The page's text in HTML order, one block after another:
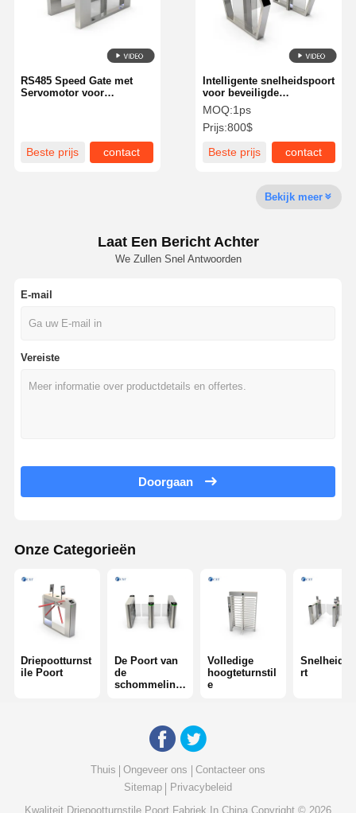
Producten Fabriekstocht
Kwaliteitscont
Role
Neem
Contact Met
Nieuws Gevallen
Driepootturnstile Poort
De Poort van de schommelingsbarrière
Volledige hoogteturnstile
Deeltjes van draaistoren
Gezichtsherkenningsmachine
Toegangscontrole voor voetgangerspoorten
QR-code scanner
Parkeermachine
Componenten van draaibanden
Intelligente snelheidspoort
voor beveiligde
toegangscontrole 30W
binnen buiten
MOQ:1ps
Prijs:800$
Beste prijs
contact
RS485 Speed Gate met
Servomotor voor
Beste prijs contact
Bekijk meer
Laat Een Bericht Achter
We Zullen Snel Antwoorden
E-mail
Vereiste
Doorgaan
Onze Categorieën
Driepootturnst
ile Poort
De Poort van
de
schommeling
Volledige
hoogteturnstil
e
rt
Thuis Ongeveer ons
Contacteer ons
Sitemap
Privacybeleid
Kwaliteit Driepootturnstile Poort Fabriek In China.Copyright © 2026